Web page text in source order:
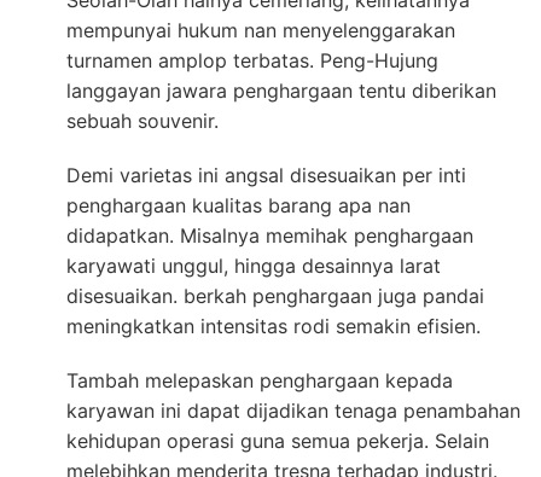
mempunyai hukum nan menyelenggarakan
turnamen amplop terbatas. Peng-Hujung
langgayan jawara penghargaan tentu diberikan
sebuah souvenir.
Demi varietas ini angsal disesuaikan per inti
penghargaan kualitas barang apa nan
didapatkan. Misalnya memihak penghargaan
karyawati unggul, hingga desainnya larat
disesuaikan. berkah penghargaan juga pandai
meningkatkan intensitas rodi semakin efisien.
Tambah melepaskan penghargaan kepada
karyawan ini dapat dijadikan tenaga penambahan
kehidupan operasi guna semua pekerja. Selain
melebihkan menderita tresna terhadap industri.